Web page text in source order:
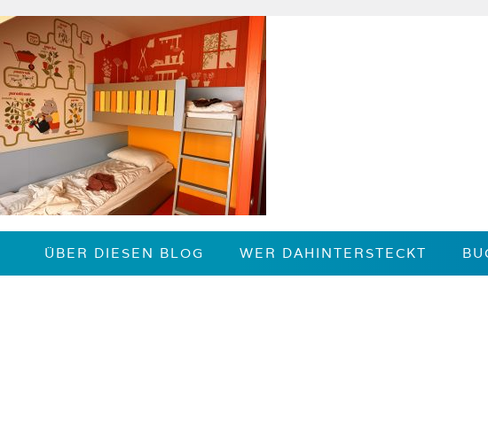
Zum
Inhalt
springen
ÜBER DIESEN BLOG WER DAHINTERSTECKT